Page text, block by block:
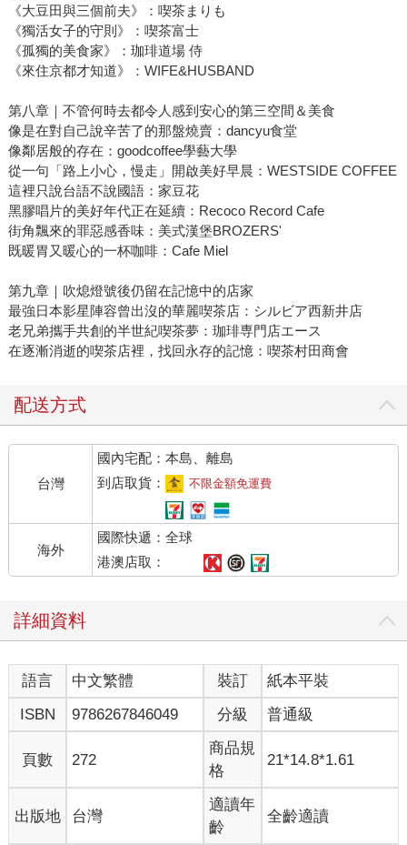
《大豆田與三個前夫》：喫茶まりも
《獨活女子的守則》：喫茶富士
《孤獨的美食家》：珈琲道場 侍
《來住京都才知道》：WIFE&HUSBAND
第八章｜不管何時去都令人感到安心的第三空間＆美食
像是在對自己說辛苦了的那盤燒賣：dancyu食堂
像鄰居般的存在：goodcoffee學藝大學
從一句「路上小心，慢走」開啟美好早晨：WESTSIDE COFFEE
這裡只說台語不說國語：家豆花
黑膠唱片的美好年代正在延續：Recoco Record Cafe
街角飄來的罪惡感香味：美式漢堡BROZERS'
既暖胃又暖心的一杯咖啡：Cafe Miel
第九章｜吹熄燈號後仍留在記憶中的店家
最強日本影星陣容曾出沒的華麗喫茶店：シルビア西新井店
老兄弟攜手共創的半世紀喫茶夢：珈琲専門店エース
在逐漸消逝的喫茶店裡，找回永存的記憶：喫茶村田商會
配送方式
台灣
國內宅配：本島、離島
到店取貨：
不限金額免運費
海外
國際快遞：全球
港澳店取：
詳細資料
語言 中文繁體 裝訂
紙本平裝
ISBN
9786267846049 分級 普通級
頁數 272
商品規
格
21*14.8*1.61
出版地 台灣
適讀年
齡
全齡適讀